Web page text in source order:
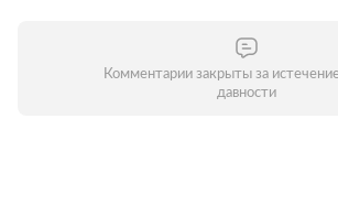
Комментарии закрыты за
давности